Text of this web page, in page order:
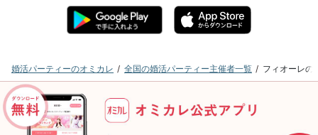
婚活パーティーのオミカレ 全国の婚活パーティー主催者一覧 フィオーレの